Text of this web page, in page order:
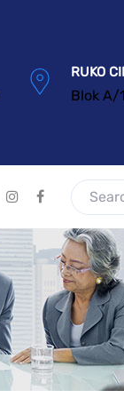
RUKO
Blok A/